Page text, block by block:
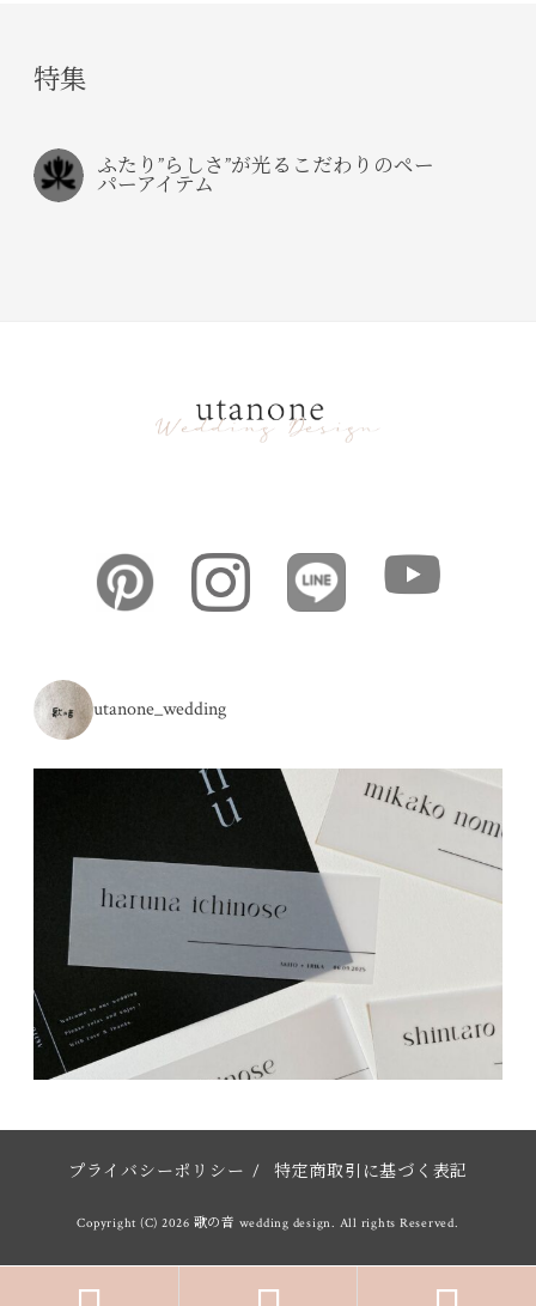
特集
ふたり”らしさ”が光るこだわりのペー
パーアイテム
utanone_wedding
プライバシーポリシー / 特定商取引に基づく表記
Copyright (C) 2026 歌の音 wedding design. All rights Reserved.